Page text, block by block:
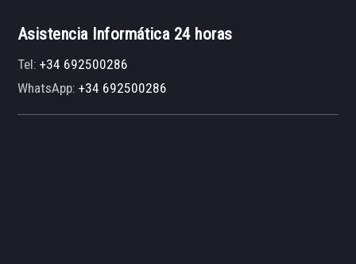
Asistencia Informática 24 horas
Tel:+34 692500286
WhatsApp:+34 692500286